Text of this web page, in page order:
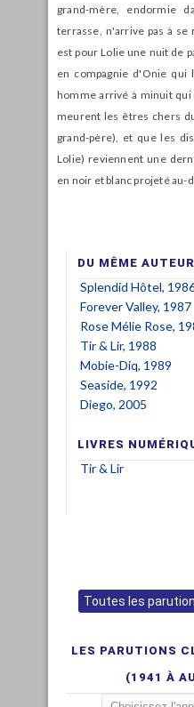
grand-mère, endormie
terrasse, n'arrive pas à
est pour Lolie une nuit de
en compagnie d'Onie
homme arrivé à minuit
meurent les êtres chers
grand-père), et que les
Lolie) reviennent une
en noir et blanc projeté au-
DU MÊME AUTEUR
Splendid Hôtel,
Forever Valley, 1987
Rose Mélie Rose,
Tir & Lir, 1988
Mobie-Diq, 1989
Seaside, 1992
Diego, 2005
LIVRES
Tir & Lir
Toutes les
LES PARUTIONS
(1941 À